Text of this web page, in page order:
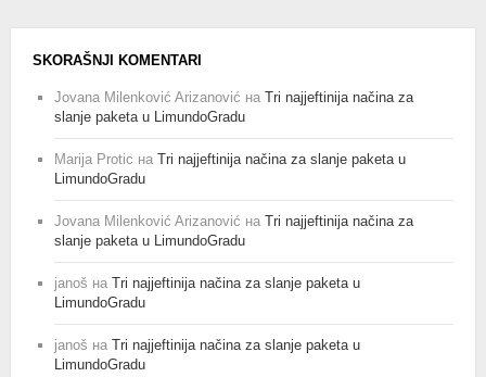
SKORAŠNJI KOMENTARI
Jovana Milenković Arizanović на Tri najjeftinija načina za
slanje paketa u LimundoGradu
Marija Protic на Tri najjeftinija načina za slanje paketa u
LimundoGradu
Jovana Milenković Arizanović на Tri najjeftinija načina za
slanje paketa u LimundoGradu
janoš на Tri najjeftinija načina za slanje paketa u
LimundoGradu
janoš на Tri najjeftinija načina za slanje paketa u
LimundoGradu